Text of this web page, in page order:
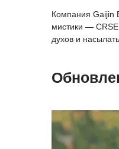
Компания Gaijin
мистики —
духов и